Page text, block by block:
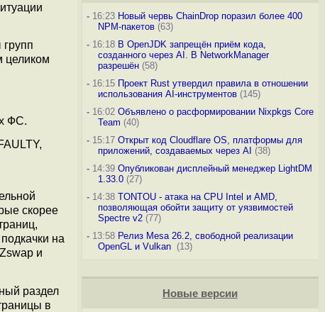
целиком
ФС.
скорее
на
и
раздел
в
-16:23 Новый червь ChainDrop поразил более 400
NPM-пакетов(63)
-16:18 В OpenJDK запрещён приём кода,
созданного через AI. В NetworkManager
разрешён(58)
-16:15 Проект Rust утвердил правила в отношении
использования AI-инструментов(145)
-16:02 Объявлено о расформировании Nixpkgs Core
Team (40)
-15:17 Открыт код Cloudflare OS, платформы для
приложений, создаваемых через AI (38)
-14:39 Опубликован дисплейный менеджер LightDM
1.33.0(27)
-14:38 TONTOU - атака на CPU Intel и AMD,
позволяющая обойти защиту от уязвимостей
Spectre v2(77)
-13:58 Релиз Mesa 26.2, свободной реализации
OpenGL и Vulkan (13)
Новые версии